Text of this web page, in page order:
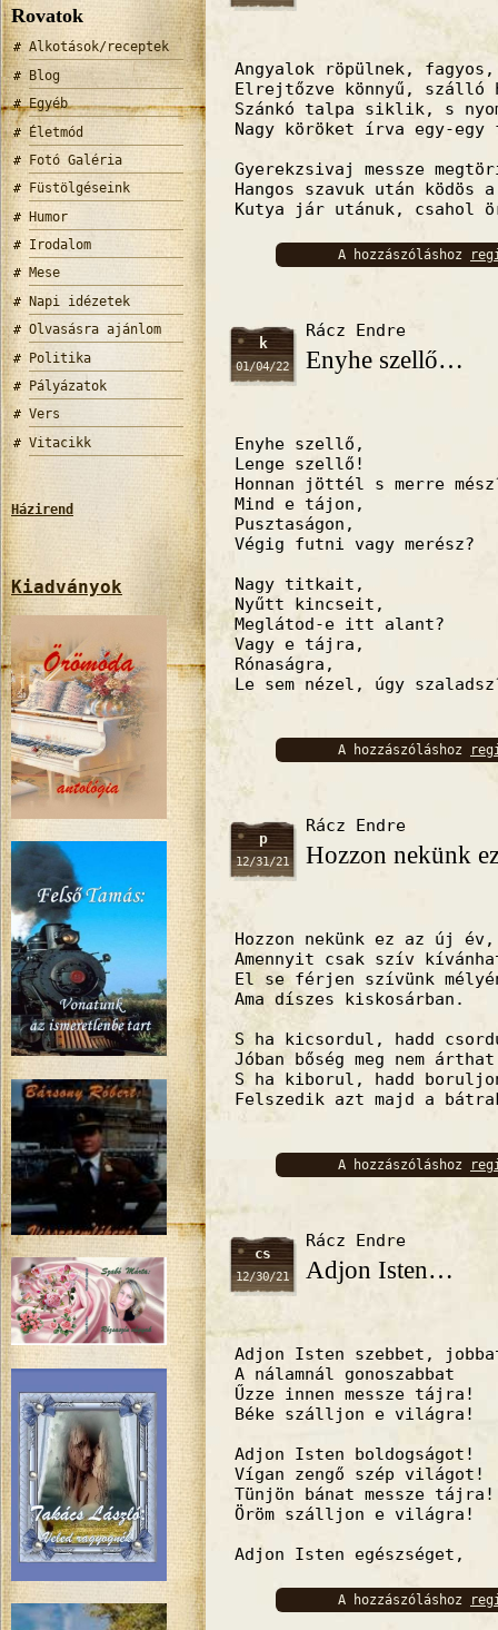
Rovatok
Alkotások/receptek
Blog
Egyéb
Életmód
Fotó Galéria
Füstölgéseink
Humor
Irodalom
Mese
Napi idézetek
Olvasásra ajánlom
Politika
Pályázatok
Vers
Vitacikk
Házirend
Kiadványok
Angyalok röpülnek,
Elrejtőzve könnyű, szálló
Szánkó talpa siklik, s
Nagy köröket írva egy-egy
Gyerekzsivaj messze
Hangos szavuk után ködös
Kutya jár utánuk, csahol
A hozzászóláshoz
k
01/04/22
Rácz Endre
Enyhe szellő…
Enyhe szellő,
Lenge szellő!
Honnan jöttél s merre
Mind e tájon,
Pusztaságon,
Végig futni vagy merész?
Nagy titkait,
Nyűtt kincseit,
Meglátod-e itt alant?
Vagy e tájra,
Rónaságra,
Le sem nézel, úgy
A hozzászóláshoz
p
12/31/21
Rácz Endre
Hozzon nekünk
Hozzon nekünk ez az új év,
Amennyit csak szív
El se férjen szívünk
Ama díszes kiskosárban.
S ha kicsordul, hadd
Jóban bőség meg nem
S ha kiborul, hadd
Felszedik azt majd a
A hozzászóláshoz
cs
12/30/21
Rácz Endre
Adjon Isten…
Adjon Isten szebbet,
A nálamnál gonoszabbat
Űzze innen messze tájra!
Béke szálljon e világra!
Adjon Isten boldogságot!
Vígan zengő szép világot!
Tünjön bánat messze tájra!
Öröm szálljon e világra!
Adjon Isten egészséget,
A hozzászóláshoz